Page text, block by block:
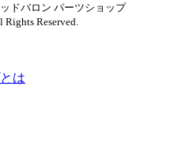
ドバロン パーツショップ
Reserved.
は